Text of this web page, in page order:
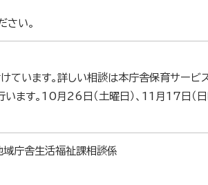
さい。
います。詳しい相談は本庁舎保育サービ
ます。10月26日（土曜日）、11月17日（
庁舎生活福祉課相談係